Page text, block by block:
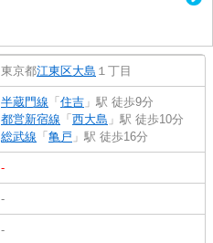
東京都江東区大島 １丁目
半蔵門線 「 住吉 」駅 徒歩9分
都営新宿線 「 西大島 」駅 徒歩10分
総武線 「 亀戸 」駅 徒歩16分
-
-
-